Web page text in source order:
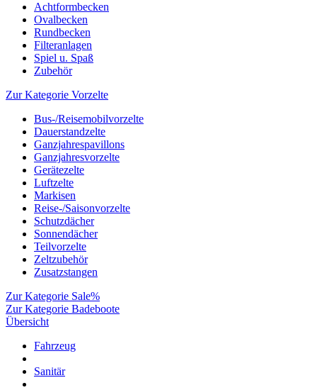
Achtformbecken
Ovalbecken
Rundbecken
Filteranlagen
Spiel u. Spaß
Zubehör
Zur Kategorie Vorzelte
Bus-/Reisemobilvorzelte
Dauerstandzelte
Ganzjahrespavillons
Ganzjahresvorzelte
Gerätezelte
Luftzelte
Markisen
Reise-/Saisonvorzelte
Schutzdächer
Sonnendächer
Teilvorzelte
Zeltzubehör
Zusatzstangen
Zur Kategorie Sale%
Zur Kategorie Badeboote
Übersicht
Fahrzeug
Sanitär